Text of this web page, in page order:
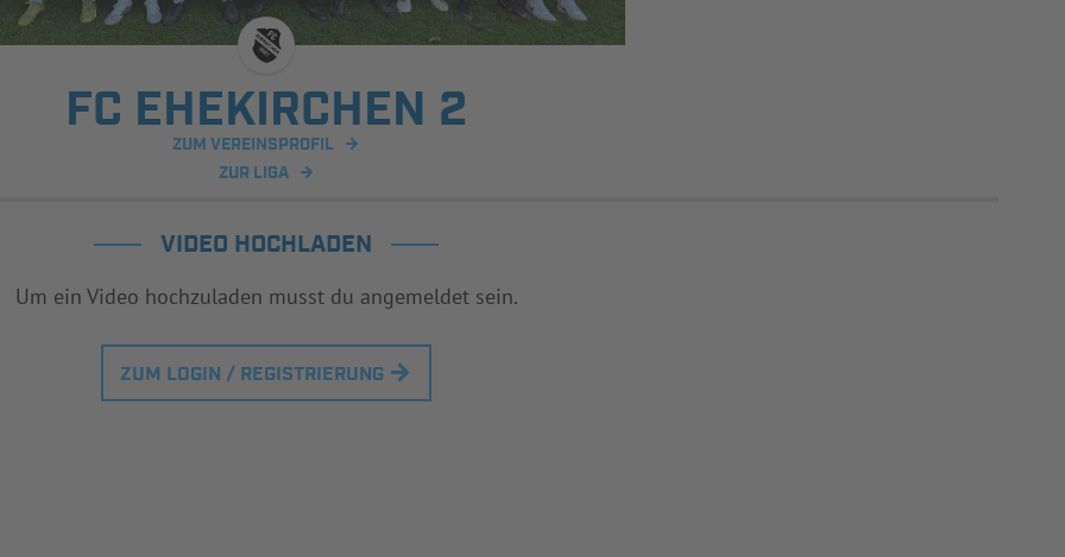
FC EHEKIRCHEN 2
ZUM VEREINSPROFIL
ZUR LIGA
VIDEO HOCHLADEN
Um ein Video hochzuladen musst du angemeldet sein.
ZUM LOGIN / REGISTRIERUNG